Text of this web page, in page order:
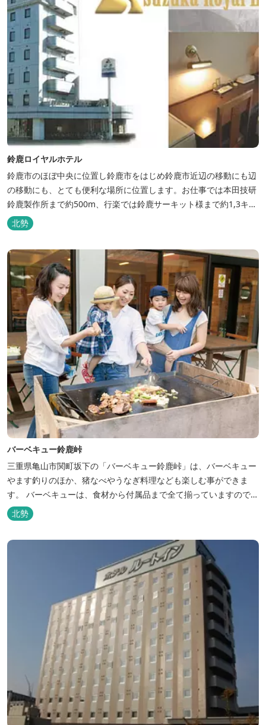
鈴鹿ロイヤルホテル
鈴鹿市のほぼ中央に位置し鈴鹿市をはじめ鈴鹿市近辺の移動にも辺
の移動にも、とても便利な場所に位置します。お仕事では本田技研
鈴鹿製作所まで約500m、行楽では鈴鹿サーキット様まで約1,3キ
ロ、スポーツ行事では鈴鹿スポーツガーデン様まで約3キロととて
も近い場所にあります。亀山市へのアクセスも便利でシャープ亀山
工場では約10キロと鈴鹿市では近い場所となっております。
北勢
バーベキュー鈴鹿峠
三重県亀山市関町坂下の「バーベキュー鈴鹿峠」は、バーベキュー
やます釣りのほか、猪なべやうなぎ料理なども楽しむ事ができま
す。 バーベキューは、食材から付属品まで全て揃っていますので手
ぶらで楽しむ事ができますよ！釣り掘がありますので、釣ったその
場で味わえる「マス釣り」も人気です。 宿泊施設も完備していま
す！ご家族で、友人で、様々なイベントで、ぜひご利用ください。
北勢